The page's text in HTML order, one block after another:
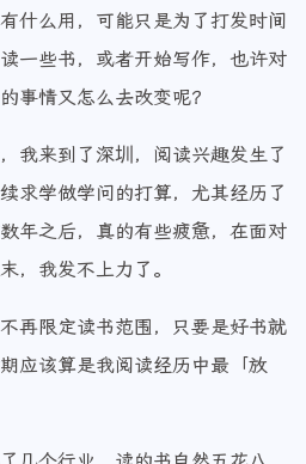
什么用，可能只是为了打发时间
一些书，或者开始写作，也许对
事情又怎么去改变呢？
我来到了深圳，阅读兴趣发生了
求学做学问的打算，尤其经历了
年之后，真的有些疲惫，在面对
，我发不上力了。
再限定读书范围，只要是好书就
应该算是我阅读经历中最「放